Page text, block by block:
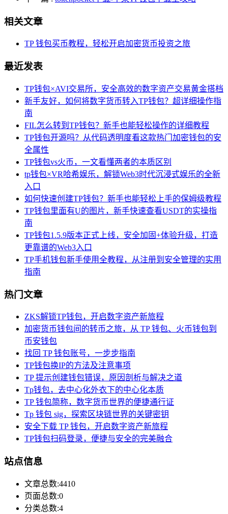
相关文章
TP 钱包买币教程，轻松开启加密货币投资之旅
最近发表
TP钱包×AVI交易所，安全高效的数字资产交易黄金搭档
新手友好，如何将数字货币转入TP钱包？超详细操作指
南
FIL怎么转到TP钱包？新手也能轻松操作的详细教程
TP钱包开源吗？从代码透明度看这款热门加密钱包的安
全属性
TP钱包vs火币，一文看懂两者的本质区别
tp钱包×VR哈希娱乐，解锁Web3时代沉浸式娱乐的全新
入口
如何快速创建TP钱包？新手也能轻松上手的保姆级教程
TP钱包里面有U的图片，新手快速查看USDT的实操指
南
TP钱包1.5.9版本正式上线，安全加固+体验升级，打造
更靠谱的Web3入口
TP手机钱包新手使用全教程，从注册到安全管理的实用
指南
热门文章
ZKS解锁TP钱包，开启数字资产新旅程
加密货币钱包间的转币之旅，从 TP 钱包、火币钱包到
币安钱包
找回 TP 钱包账号，一步步指南
TP钱包换IP的方法及注意事项
TP 提示创建钱包错误，原因剖析与解决之道
Tp钱包，去中心化外衣下的中心化本质
TP 钱包简称，数字货币世界的便捷通行证
Tp 钱包 sig，探索区块链世界的关键密钥
安全下载 TP 钱包，开启数字资产新旅程
TP钱包扫码登录，便捷与安全的完美融合
站点信息
文章总数:4410
页面总数:0
分类总数:4